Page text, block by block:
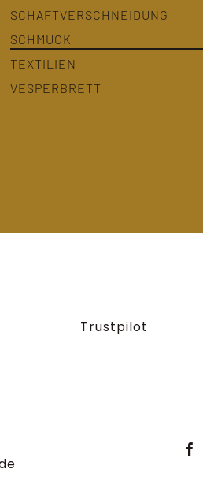
SCHAFTVERSCHNEIDUNG
SCHMUCK
TEXTILIEN
VESPERBRETT
Trustpilot